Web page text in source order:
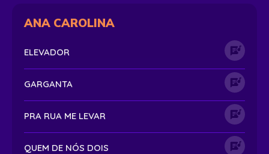
ANA CAROLINA
ELEVADOR
GARGANTA
PRA RUA ME LEVAR
QUEM DE NÓS DOIS